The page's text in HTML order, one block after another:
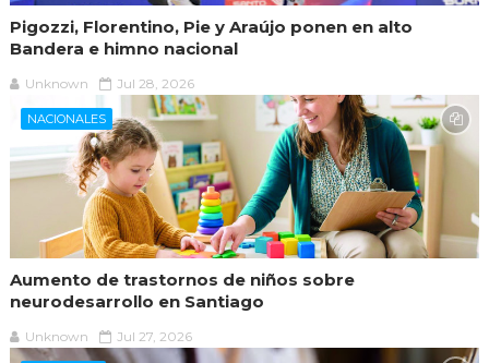
Pigozzi, Florentino, Pie y Araújo ponen en alto
Bandera e himno nacional
Unknown Jul 28, 2026
NACIONALES
Aumento de trastornos de niños sobre
neurodesarrollo en Santiago
Unknown Jul 27, 2026